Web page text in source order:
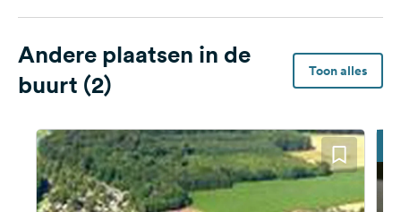
Andere plaatsen in de
buurt (2)
Toon alles